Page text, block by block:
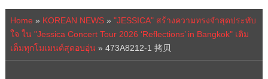
Home » KOREAN NEWS» "JESSICA" สร้างความทรงจำสุดประทับ
ใจ ใน "Jessica Concert Tour 2026 ‘Reflections’ in Bangkok" เติม
เต็มทุกโมเมนต์สุดอบอุ่น » 473A8212-1 拷贝